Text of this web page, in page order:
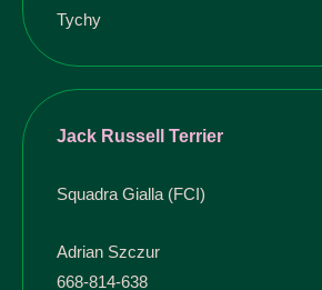
Tychy
Jack Russell Terrier
Squadra Gialla (FCI)
Adrian Szczur
668-814-638